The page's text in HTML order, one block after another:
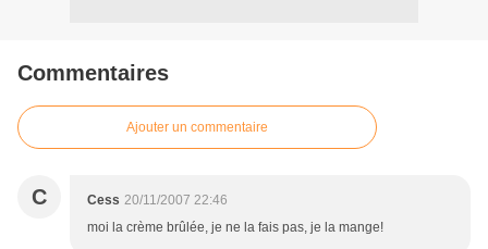
Commentaires
Ajouter un commentaire
C Cess 20/11/2007 22:46
moi la crème brûlée, je ne la fais pas, je la mange!